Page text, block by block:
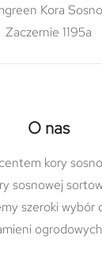
Kora
Zaczernie 1195a
O nas
kory
sosnowej
szeroki wybór